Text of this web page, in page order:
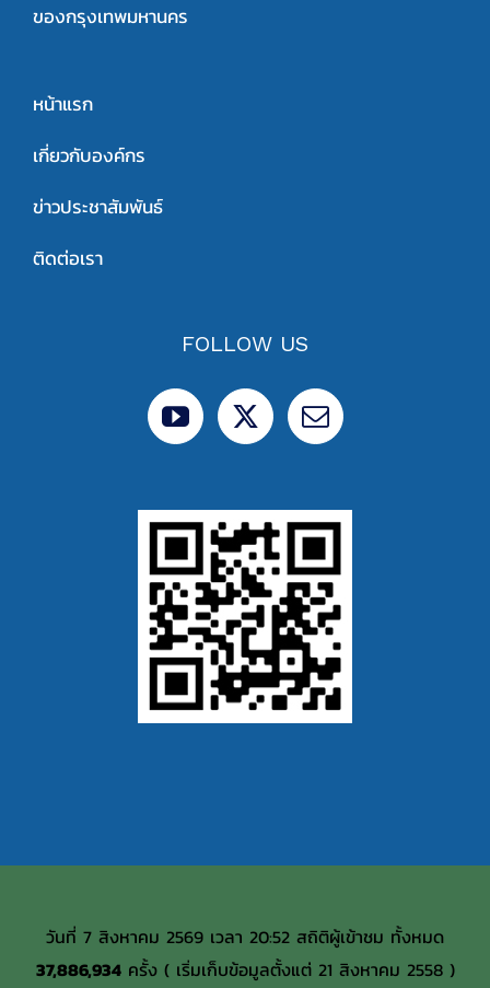
ของกรุงเทพมหานคร
หน้าแรก
เกี่ยวกับองค์กร
ข่าวประชาสัมพันธ์
ติดต่อเรา
FOLLOW US
วันที่ 7 สิงหาคม 2569 เวลา 20:52 สถิติผู้เข้าชม ทั้งหมด
37,886,934ครั้ง ( เริ่มเก็บข้อมูลตั้งแต่ 21 สิงหาคม 2558 )